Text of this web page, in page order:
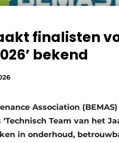
statementfinalisten
bekend
Association
Team van het
in onderhoud,